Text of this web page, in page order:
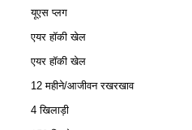
यूएस प्लग
एयर हॉकी खेल
एयर हॉकी खेल
12 महीने/आजीवन रखरखाव
4 खिलाड़ी